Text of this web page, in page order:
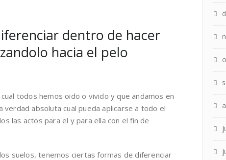
dentro de hacer
hacia el pelo
todos hemos oido o vivido y que andamos en
verdad absoluta cual pueda aplicarse a todo el
las actos para el y para ella con el fin de
suelos, tenemos ciertas formas de diferenciar